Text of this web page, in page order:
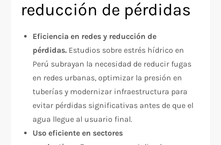
reducción de pérdidas
Eficiencia en redes y reducción de
pérdidas. Estudios sobre estrés hídrico en
Perú subrayan la necesidad de reducir fugas
en redes urbanas, optimizar la presión en
tuberías y modernizar infraestructura para
evitar pérdidas significativas antes de que el
agua llegue al usuario final.​
Uso eficiente en sectores